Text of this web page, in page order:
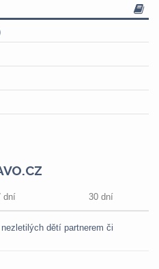
dní 30 dní
dětí partnerem či